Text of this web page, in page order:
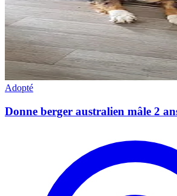
Adopté
Donne berger australien mâle 2